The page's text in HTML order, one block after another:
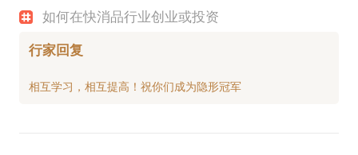
如何在快消品行业创业或投资
行家回复